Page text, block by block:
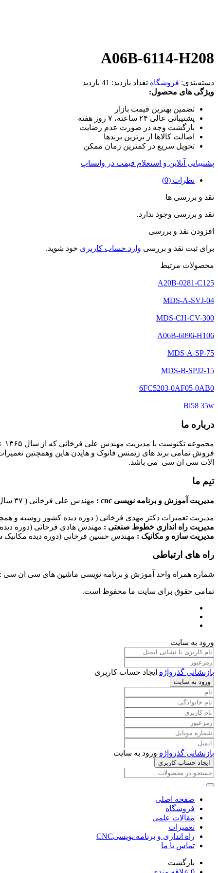
A06B-6114-H208
دسته‌بندی: فروشگاه تعداد بازدید: 41 بازدید
ویژگی های محصول:
تضمین بهترین قیمت بازار
پشتیبانی عالی ۲۴ ساعته، ۷ روز هفته
بازگشت وجه در صورت عدم رضایت
اصالت کالاها از برترین برندها
تحویل سریع در کمترین زمان ممکن
پشتیبانی آنلاین و استعلام قیمت در واتساپ
نظرات (0)
نقد و بررسی ها
نقد و بررسی وجود ندارد.
افزودن نقد و بررسی
برای ثبت نقد و بررسی وارد حساب کاربری خود شوید.
محصولات مرتبط
A20B-0281-C125
MDS-A-SVJ-04
MDS-CH-CV-300
A06B-6096-H106
MDS-A-SP-75
MDS-B-SPJ2-15
6FC5203-0AF05-0AB0
Bl58 35w
درباره ما
فروش تمامی برند های زیمنس فانوک و هایدن هاین وهمچنین
الات سی ان سی می باشد.
تیم ما
مدیریت آموزش و برنامه نویسی cnc : مهندس علی فرخانی ( ۳۷ سال سابقه کاری در امر برنامه نویسی ماشین های سی ان سی)
مدیریت تعمیرات دکتر مهدی فرخانی ( دوره دیده کشور روسیه و
مدیریت راه اندازی خطوط صنعتی : مهندس هادی فرخانی (دوره
مدیریت سازه و مکانیک : مهندس حسین فرخانی (دوره دیده مکانیک
راه های ارتباطی
شماره همراه واحد آموزش و برنامه نویسی ماشین های سی ان سی : ۰۹۱۲۴۰۹۶۱۷۹ شماره همراه واحد راه اندازی خطوط ماشین آلات صنعتی : ۰۹۱۰۱۹۹۷۴۷۰ شماره همراه واحد تعمیرات : ۰۹۳۸۳۵۲۷۴۵۱
تمامی حقوق برای سایت ما محفوظ است.
ورود به سایت
بازنشانی گذرواژه ایجاد حساب کاربری
ورود به سایت
بازنشانی گذرواژه ورود به سایت
ایجاد حساب کاربری
صفحه اصلی
فروشگاه
مقالات علمی
تعمیرات
راه اندازی و برنامه نویسیCNC
تماس با ما
بازگشت